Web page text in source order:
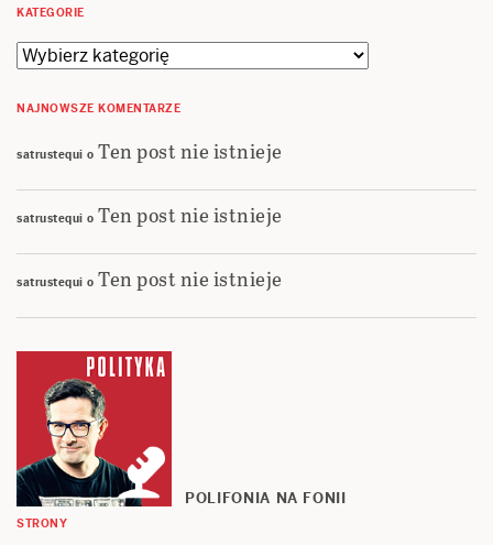
KATEGORIE
Kategorie
NAJNOWSZE KOMENTARZE
satrustequi o Ten post nie istnieje
satrustequi o Ten post nie istnieje
satrustequi o Ten post nie istnieje
POLIFONIA NA FONII
STRONY